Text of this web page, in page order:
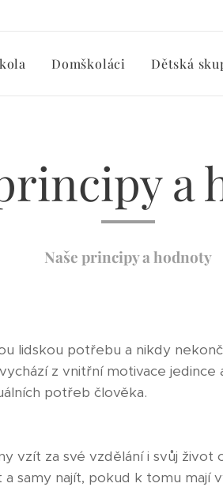
Domškoláci Dětská
a
Naše principy a hodnoty
lidskou potřebu a nikdy
z vnitřní motivace
potřeb člověka.
vzít za své vzdělání i svůj
samy najít, pokud k tomu